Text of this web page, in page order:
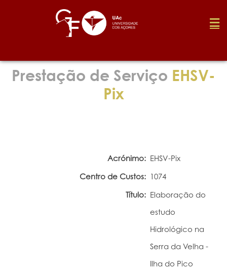
Fundação
Prestação de Serviço EHSV-
Pix
Acrónimo: EHSV-Pix
Centro de Custos: 1074
Título: Elaboração do
estudo
Hidrológico na
Serra da Velha -
Ilha do Pico